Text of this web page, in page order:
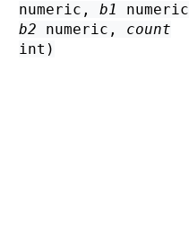
numeric , b1 numeric
b2
numeric , count
int )